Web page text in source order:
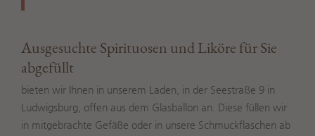
Ausgesuchte Spirituosen und Liköre für Sie
abgefüllt
bieten wir Ihnen in unserem Laden, in der Seestraße 9 in
Ludwigsburg, offen aus dem Glasballon an. Diese füllen wir
in mitgebrachte Gefäße oder in unsere Schmuckflaschen ab